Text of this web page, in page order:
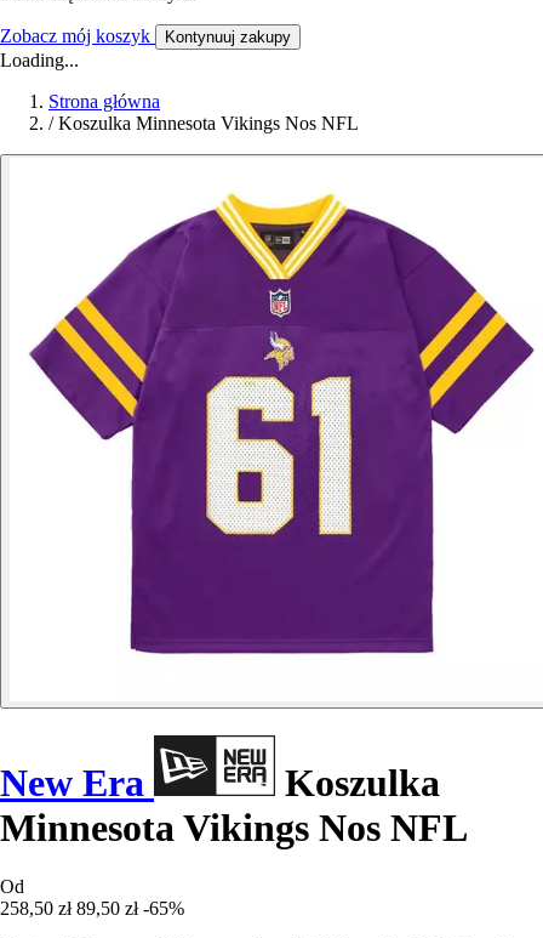
Zobacz mój koszyk Kontynuuj zakupy
Loading...
Strona główna
/ Koszulka Minnesota Vikings Nos NFL
New Era
Koszulka
Minnesota Vikings Nos NFL
Od
258,50 zł 89,50 zł -65%